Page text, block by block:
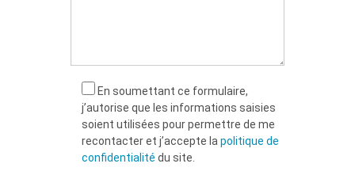
En soumettant ce formulaire,
j’autorise que les informations saisies
soient utilisées pour permettre de me
recontacter et j’accepte la politique de
confidentialité du site.